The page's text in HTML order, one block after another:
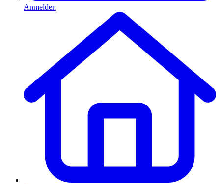
Anmelden